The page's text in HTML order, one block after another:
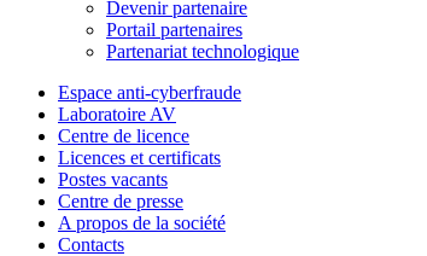
Devenir partenaire
Portail partenaires
Partenariat technologique
Espace anti-cyberfraude
Laboratoire AV
Centre de licence
Licences et certificats
Postes vacants
Centre de presse
A propos de la société
Contacts